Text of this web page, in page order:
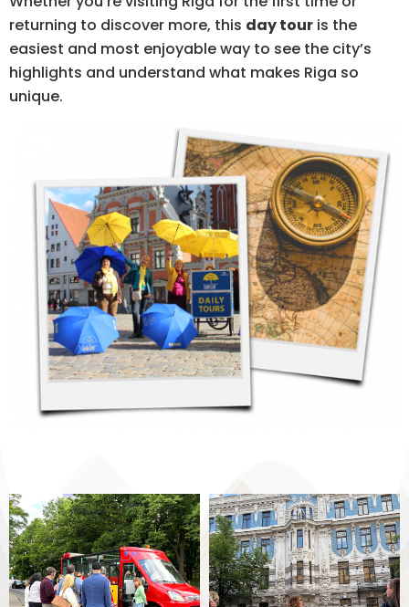
returning to discover more, this day tour is the
easiest and most enjoyable way to see the city’s
highlights and understand what makes Riga so
unique.